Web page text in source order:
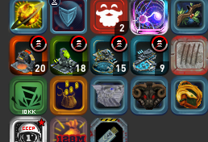
2
20 18 15 9